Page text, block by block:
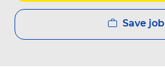
Save job